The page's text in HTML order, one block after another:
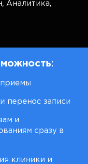
Аналитика,
перенос записи
и
сразу в
клиники и